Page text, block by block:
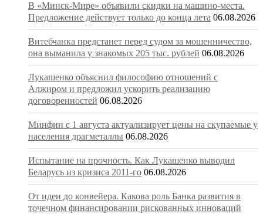
В «Минск-Мире» объявили скидки на машино-места.
Предложение действует только до конца лета 06.08.2026
Витебчанка предстанет перед судом за мошенничество,
она выманила у знакомых 205 тыс. рублей 06.08.2026
Лукашенко объяснил философию отношений с
Алжиром и предложил ускорить реализацию
договоренностей 06.08.2026
Минфин с 1 августа актуализирует цены на скупаемые у
населения драгметаллы 06.08.2026
Испытание на прочность. Как Лукашенко выводил
Беларусь из кризиса 2011-го 06.08.2026
От идеи до конвейера. Какова роль Банка развития в
точечном финансировании рискованных инноваций